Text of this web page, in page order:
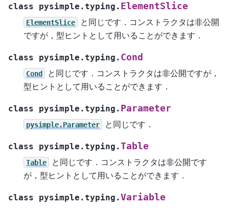
class pysimple.typing. ElementSlice
ElementSlice
と同じです．コンストラクタは非公開
ですが，型ヒントとして用いることができます．
class pysimple.typing. Cond
Cond
と同じです．コンストラクタは非公開ですが，
型ヒントとして用いることができます．
class pysimple.typing. Parameter
pysimple.Parameter と同じです．
class pysimple.typing.Table
Table
と同じです．コンストラクタは非公開です
が，型ヒントとして用いることができます．
class pysimple.typing.Variable